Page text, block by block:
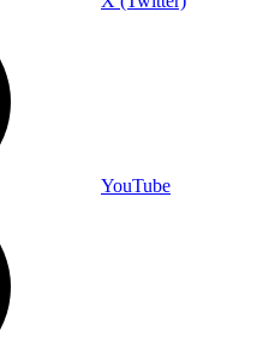
YouTube